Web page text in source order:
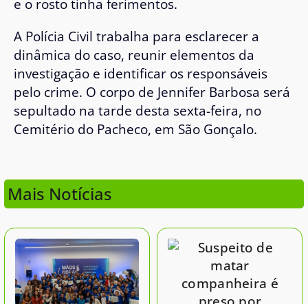
e o rosto tinha ferimentos.
A Polícia Civil trabalha para esclarecer a
dinâmica do caso, reunir elementos da
investigação e identificar os responsáveis
pelo crime. O corpo de Jennifer Barbosa será
sepultado na tarde desta sexta-feira, no
Cemitério do Pacheco, em São Gonçalo.
Mais Notícias